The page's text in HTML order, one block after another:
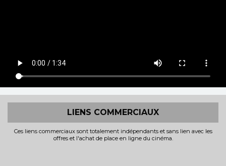
LIENS COMMERCIAUX
Ces liens commerciaux sont totalement indépendants et sans lien avec les
offres et l'achat de place en ligne du cinéma.